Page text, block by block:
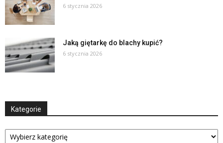
6 stycznia 2026
Jaką giętarkę do blachy kupić?
6 stycznia 2026
Kategorie
Kategorie